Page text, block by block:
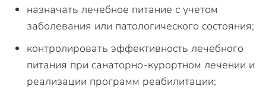
назначать лечебное питание с учетом
заболевания или патологического состояния;
контролировать эффективность лечебного
питания при санаторно-курортном лечении и
реализации программ реабилитации;